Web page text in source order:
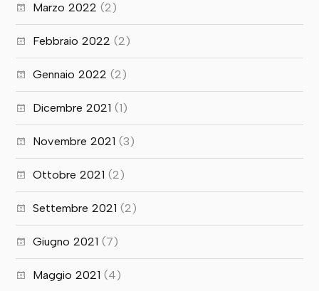
Marzo 2022 (2)
Febbraio 2022 (2)
Gennaio 2022 (2)
Dicembre 2021 (1)
Novembre 2021 (3)
Ottobre 2021 (2)
Settembre 2021 (2)
Giugno 2021 (7)
Maggio 2021 (4)